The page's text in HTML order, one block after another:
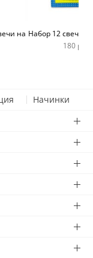
на Набор 12 свечей
180 руб
Начинки